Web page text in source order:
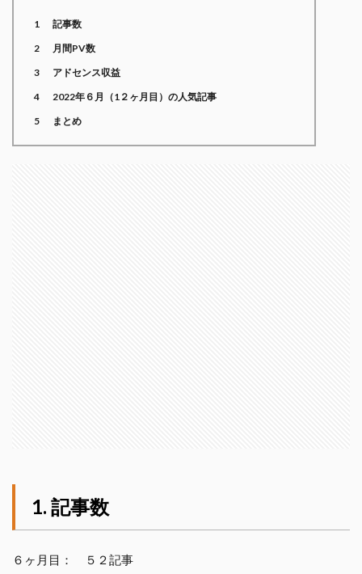
1
記事数
2
月間PV数
3
アドセンス収益
4
2022年６月（1２ヶ月目）の人気記事
5
まとめ
記事数
６ヶ月目： ５２記事